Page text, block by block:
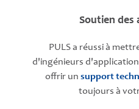
Soutien des
PULS a réussi à
d'ingénieurs
offrir un support
toujours à